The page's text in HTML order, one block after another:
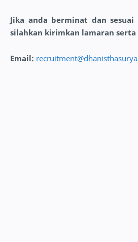
Jika anda berminat dan
silahkan kirimkan lamaran serta
Email: